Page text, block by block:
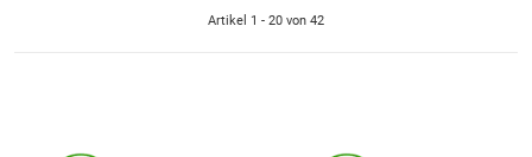
Artikel 1 - 20 von 42